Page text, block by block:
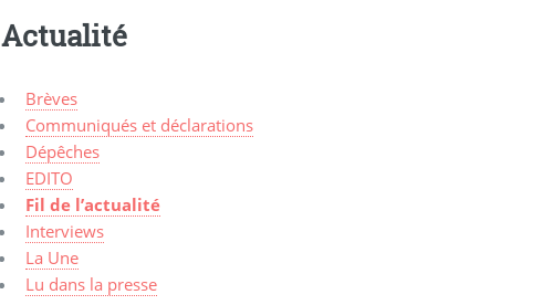
Actualité
Brèves
Communiqués et déclarations
Dépêches
EDITO
Fil de l’actualité
Interviews
La Une
Lu dans la presse